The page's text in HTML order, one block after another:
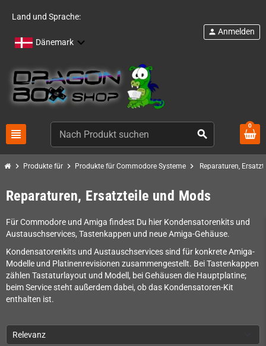
Land und Sprache:
Dänemark
view_headline search
person Anmelden
0
chevron_right Produkte für chevron_right Produkte für Commodore Systeme chevron_right Reparaturen,
Reparaturen, Ersatzteile und Mods
Für Commodore und Amiga findest Du hier Kondensatorenkits und
Austauschservices, Tastenkappen und neue Amiga-Gehäuse.
Kondensatorenkits und Austauschservices sind für konkrete Amiga-
Modelle und Platinenrevisionen zusammengestellt. Bei Tastenkappen
zählen Tastaturlayout und Modell, bei Gehäusen die Hauptplatine;
beim Service steht außerdem dabei, ob das Kondensatoren-Kit
enthalten ist.
Relevanz